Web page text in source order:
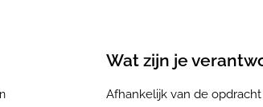
Wat zijn je
Afhankelijk van de